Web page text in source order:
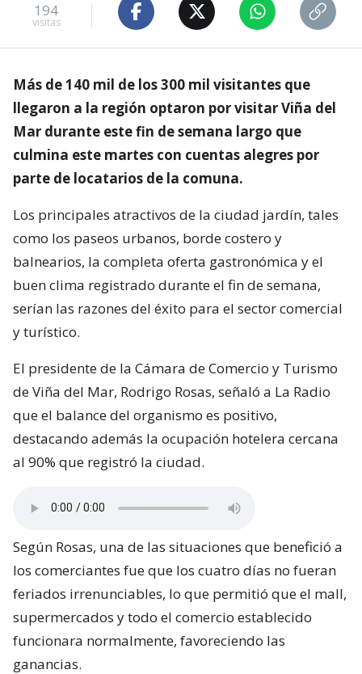
194
visitas
Más de 140 mil de los 300 mil visitantes que
llegaron a la región optaron por visitar Viña del
Mar durante este fin de semana largo que
culmina este martes con cuentas alegres por
parte de locatarios de la comuna.
Los principales atractivos de la ciudad jardín, tales
como los paseos urbanos, borde costero y
balnearios, la completa oferta gastronómica y el
buen clima registrado durante el fin de semana,
serían las razones del éxito para el sector comercial
y turístico.
El presidente de la Cámara de Comercio y Turismo
de Viña del Mar, Rodrigo Rosas, señaló a La Radio
que el balance del organismo es positivo,
destacando además la ocupación hotelera cercana
al 90% que registró la ciudad.
Según Rosas, una de las situaciones que benefició a
los comerciantes fue que los cuatro días no fueran
feriados irrenunciables, lo que permitió que el mall,
supermercados y todo el comercio establecido
funcionara normalmente, favoreciendo las
ganancias.